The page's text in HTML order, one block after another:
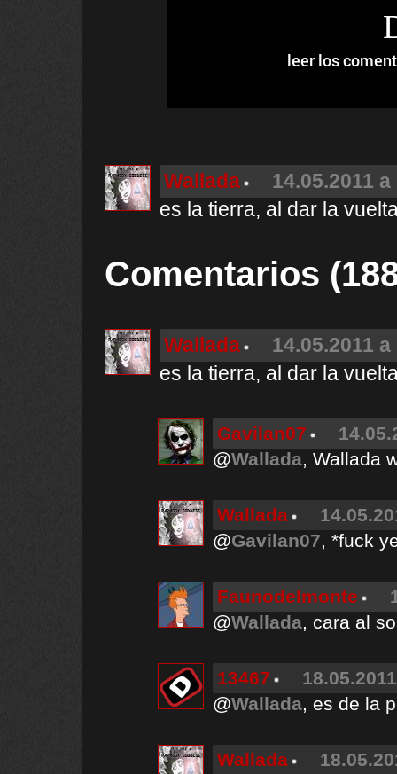
leer los
Wallada
14.05.2011
es la tierra, al dar la
Comentarios
Wallada
14.05.2011
es la tierra, al dar la
Gavilan07
@Wallada, Wallada
Wallada
@Gavilan07, *fuck
Faunodelmonte
@Wallada, cara al
13467
@Wallada, es de la
Wallada